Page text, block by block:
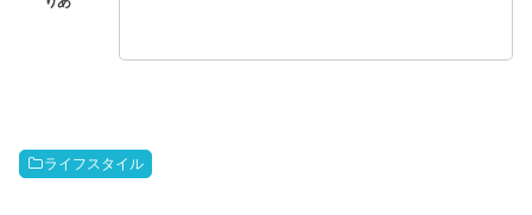
ライフスタイル